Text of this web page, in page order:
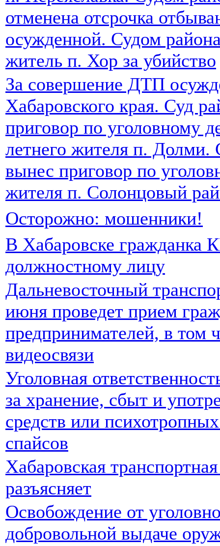
отменена отсрочка
осужденной. Судом
житель п. Хор за убийство
За совершение ДТП
Хабаровского края. Суд
приговор по уголовному
летнего жителя п. Долми.
вынес приговор по
жителя п. Солонцовый
Осторожно: мошенники!
В Хабаровске гражданка
должностному лицу
Дальневосточный
июня проведет прием
предпринимателей, в том
видеосвязи
Уголовная
за хранение, сбыт и
средств или
спайсов
Хабаровская
разъясняет
Освобождение от
добровольной выдаче